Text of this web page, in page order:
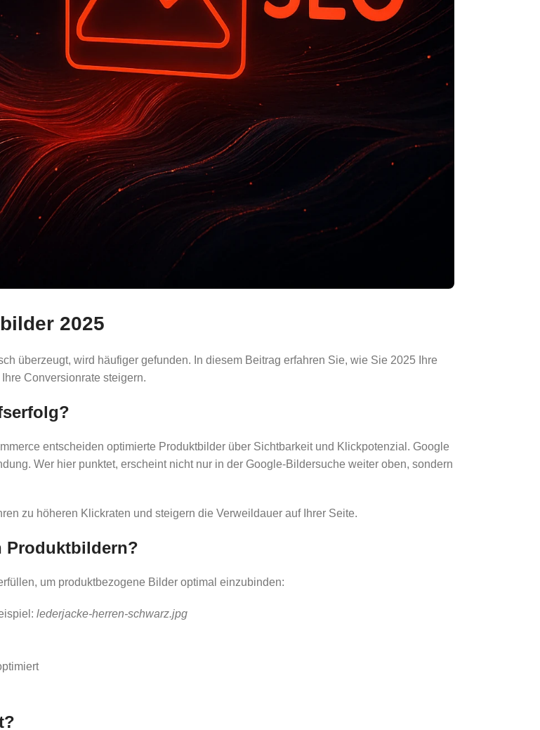
2025
überzeugt, wird häufiger gefunden. In diesem Beitrag erfahren Sie, wie Sie 2025 Ihre
Conversionrate steigern.
entscheiden optimierte Produktbilder über Sichtbarkeit und Klickpotenzial. Google
Wer hier punktet, erscheint nicht nur in der Google-Bildersuche weiter oben, sondern
zu höheren Klickraten und steigern die Verweildauer auf Ihrer Seite.
Produktbildern?
um produktbezogene Bilder optimal einzubinden:
lederjacke-herren-schwarz.jpg